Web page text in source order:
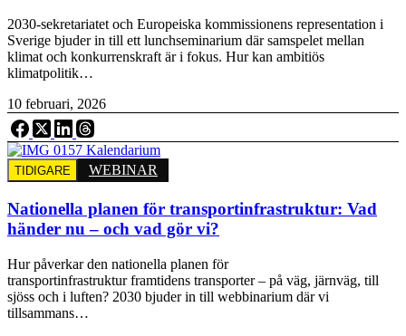
2030-sekretariatet och Europeiska kommissionens representation i
Sverige bjuder in till ett lunchseminarium där samspelet mellan
klimat och konkurrenskraft är i fokus. Hur kan ambitiös
klimatpolitik…
10 februari, 2026
TIDIGARE WEBINAR
Nationella planen för transportinfrastruktur: Vad
händer nu – och vad gör vi?
Hur påverkar den nationella planen för
transportinfrastruktur framtidens transporter – på väg, järnväg, till
sjöss och i luften? 2030 bjuder in till webbinarium där vi
tillsammans…